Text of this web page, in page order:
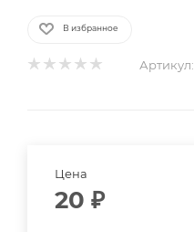
В избранное
Артикул:
Цена
20 ₽